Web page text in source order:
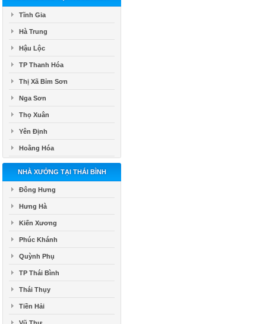
Tĩnh Gia
Hà Trung
Hậu Lộc
TP Thanh Hóa
Thị Xã Bỉm Sơn
Nga Sơn
Thọ Xuân
Yên Định
Hoằng Hóa
NHÀ XƯỞNG TẠI THÁI BÌNH
Đông Hưng
Hưng Hà
Kiến Xương
Phúc Khánh
Quỳnh Phụ
TP Thái Bình
Thái Thụy
Tiền Hải